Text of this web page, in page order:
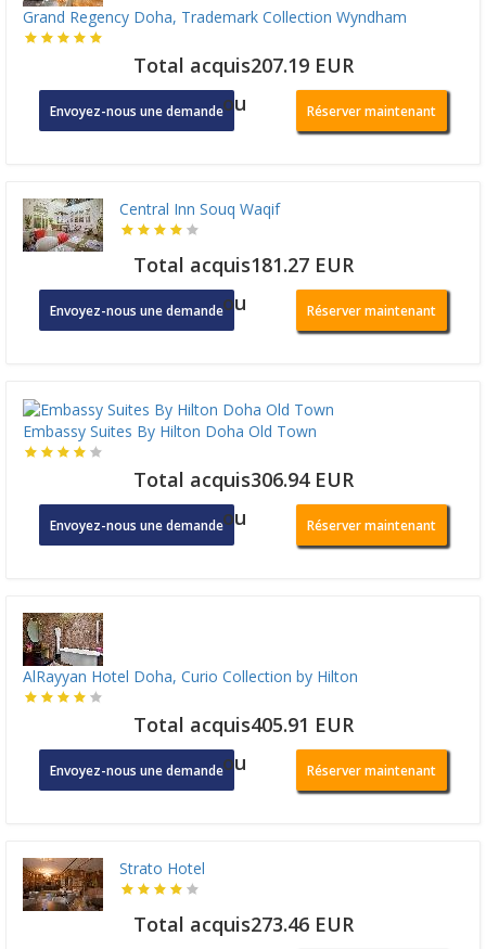
Grand Regency Doha, Trademark Collection Wyndham
Total acquis207.19 EUR
Envoyez-nous une demandeou Réserver maintenant
Central Inn Souq Waqif
Total acquis181.27 EUR
Envoyez-nous une demandeou Réserver maintenant
Embassy Suites By Hilton Doha Old Town
Total acquis306.94 EUR
Envoyez-nous une demandeou Réserver maintenant
AlRayyan Hotel Doha, Curio Collection by Hilton
Total acquis405.91 EUR
Envoyez-nous une demandeou Réserver maintenant
Strato Hotel
Total acquis273.46 EUR